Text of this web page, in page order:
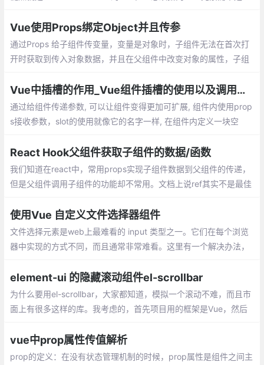
Vue使用Props绑定Object并且传参
通过Props 给子组件传变量，变量是对象时，子组件无法在首次打
开时获取到传入对象数据，并且在父组件中改变对象的属性，子组
Vue中插槽的作用_Vue组件插槽的使用以及调用组件内的方法
通过给组件传递参数, 可以让组件变得更加可扩展, 组件内使用prop
s接收参数，slot的使用就像它的名字一样, 在组件内定义一块空
就是把组件内的数据带出来
React Hook父组件获取子组件的数据/函数
我们知道在react中，常用props实现子组件数据到父组件的传递，
但是父组件调用子组件的功能却不常用。文档上说ref其实不是最佳
是hook的讲的太少
使用Vue 自定义文件选择器组件
文件选择元素是web上最难看的 input 类型之一。它们在每个浏览
器中实现的方式不同，而且通常非常难看。这里有一个解决办法，
element-ui 的隐藏滚动组件el-scrollbar
为什么要用el-scrollbar，大家都知道，模拟一个滚动不难，而且市
面上有很多这样的库。我考虑的，首先项目用的框架是Vue，然后
vue中prop属性传值解析
prop的定义：在没有状态管理机制的时候，prop属性是组件之间主